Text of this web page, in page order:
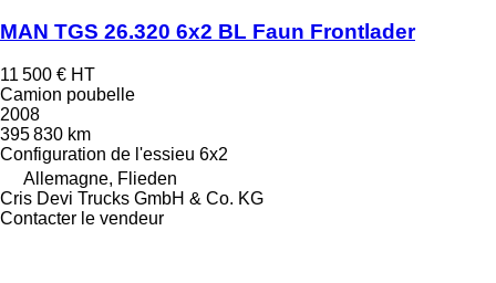
MAN TGS 26.320 6x2 BL Faun Frontlader
11 500 € HT
Camion poubelle
2008
395 830 km
Configuration de l'essieu 6x2
Allemagne, Flieden
Cris Devi Trucks GmbH & Co. KG
Contacter le vendeur